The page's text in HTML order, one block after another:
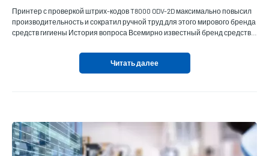
Принтер с проверкой штрих-кодов T8000 ODV-2D максимально повысил
производительность и сократил ручной труд для этого мирового бренда
средств гигиены История вопроса Всемирно известный бренд средств…
Читать далее